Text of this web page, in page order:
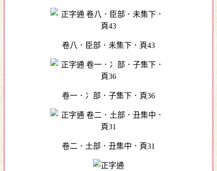
卷八．臣部．未集下．頁43
卷一．冫部．子集下．頁36
卷二．土部．丑集中．頁31